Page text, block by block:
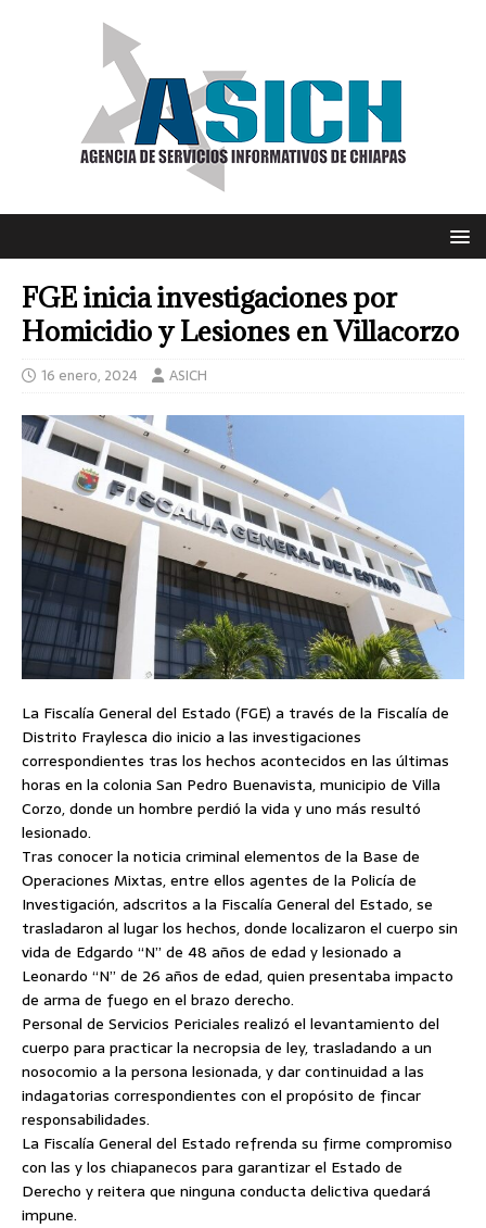
FGE inicia investigaciones por
Homicidio y Lesiones en Villacorzo
16 enero, 2024 ASICH
La Fiscalía General del Estado (FGE) a través de la Fiscalía de
Distrito Fraylesca dio inicio a las investigaciones
correspondientes tras los hechos acontecidos en las últimas
horas en la colonia San Pedro Buenavista, municipio de Villa
Corzo, donde un hombre perdió la vida y uno más resultó
lesionado.
Tras conocer la noticia criminal elementos de la Base de
Operaciones Mixtas, entre ellos agentes de la Policía de
Investigación, adscritos a la Fiscalía General del Estado, se
trasladaron al lugar los hechos, donde localizaron el cuerpo sin
vida de Edgardo “N” de 48 años de edad y lesionado a
Leonardo “N” de 26 años de edad, quien presentaba impacto
de arma de fuego en el brazo derecho.
Personal de Servicios Periciales realizó el levantamiento del
cuerpo para practicar la necropsia de ley, trasladando a un
nosocomio a la persona lesionada, y dar continuidad a las
indagatorias correspondientes con el propósito de fincar
responsabilidades.
La Fiscalía General del Estado refrenda su firme compromiso
con las y los chiapanecos para garantizar el Estado de
Derecho y reitera que ninguna conducta delictiva quedará
impune.